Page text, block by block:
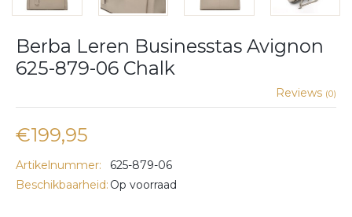
Berba Leren Businesstas Avignon
625-879-06 Chalk
Reviews (0)
€199,95
Artikelnummer:
625-879-06
Beschikbaarheid: Op voorraad